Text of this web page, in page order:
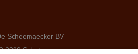
Scheemaecker BV
2900 Schoten